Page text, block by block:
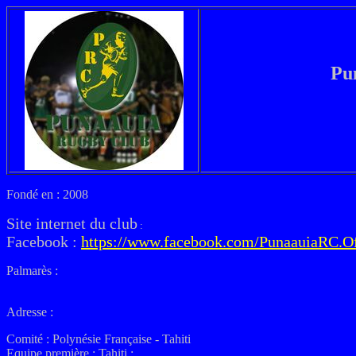
Fondé en : 2008
Site internet du club :
Facebook : https://www.facebook.com/
Palmarès :
Adresse :
Comité : Polynésie Française - Tahiti
Equipe première : Tahiti :